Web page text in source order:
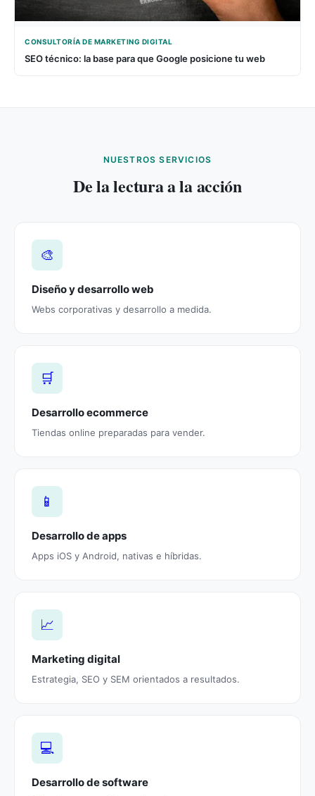
CONSULTORÍA DE MARKETING DIGITAL
SEO técnico: la base para que Google posicione tu web
NUESTROS SERVICIOS
De la lectura a la acción
🎨
Diseño y desarrollo web
Webs corporativas y desarrollo a medida.
🛒
Desarrollo ecommerce
Tiendas online preparadas para vender.
📱
Desarrollo de apps
Apps iOS y Android, nativas e híbridas.
📈
Marketing digital
Estrategia, SEO y SEM orientados a resultados.
💻
Desarrollo de software